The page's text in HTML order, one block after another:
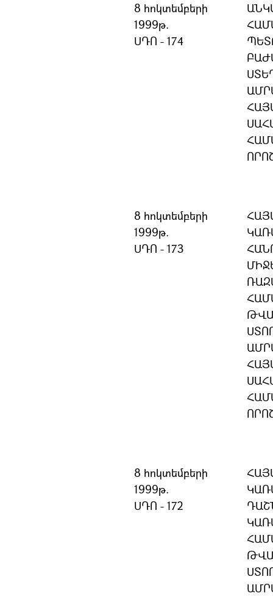
8 հոկտեմբերի
1999թ.
ՍԴՈ - 174
8 հոկտեմբերի
1999թ.
ՍԴՈ - 173
8 հոկտեմբերի
1999թ.
ՍԴՈ - 172